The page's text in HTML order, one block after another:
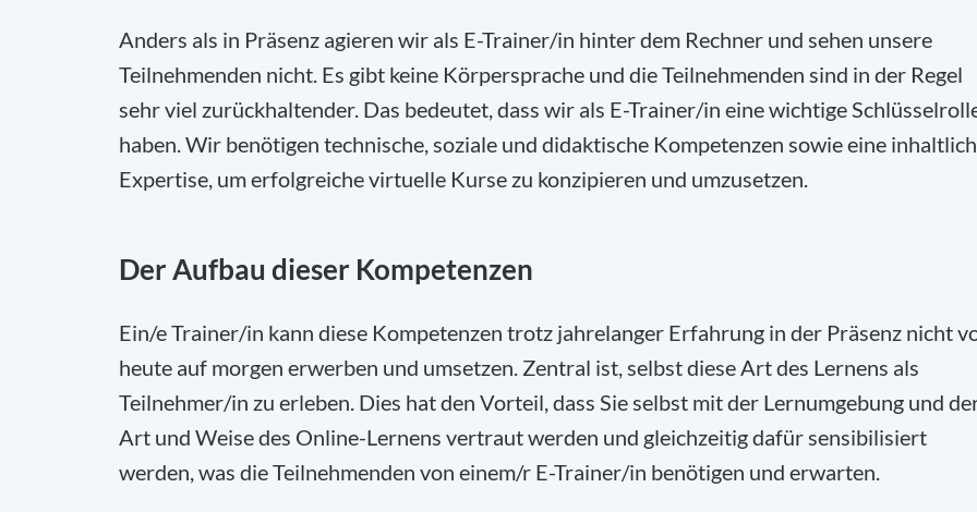
Anders als in Präsenz agieren wir als E-Trainer/in hinter dem Rechner und sehen unsere
Teilnehmenden nicht. Es gibt keine Körpersprache und die Teilnehmenden sind in der Regel
sehr viel zurückhaltender. Das bedeutet, dass wir als E-Trainer/in eine wichtige
haben. Wir benötigen technische, soziale und didaktische Kompetenzen sowie eine
Expertise, um erfolgreiche virtuelle Kurse zu konzipieren und umzusetzen.
Der Aufbau dieser Kompetenzen
Ein/e Trainer/in kann diese Kompetenzen trotz jahrelanger Erfahrung in der Präsenz nicht
heute auf morgen erwerben und umsetzen. Zentral ist, selbst diese Art des Lernens als
Teilnehmer/in zu erleben. Dies hat den Vorteil, dass Sie selbst mit der Lernumgebung und
Art und Weise des Online-Lernens vertraut werden und gleichzeitig dafür sensibilisiert
werden, was die Teilnehmenden von einem/r E-Trainer/in benötigen und erwarten.